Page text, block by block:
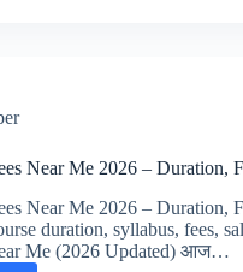
Near Me 2026 – Duration,
Near Me 2026 – Duration,
duration, syllabus, fees,
Me (2026 Updated) आज…